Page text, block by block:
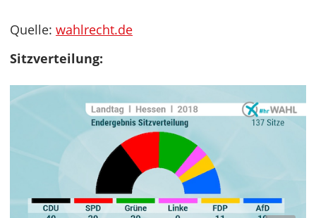
Quelle: wahlrecht.de
Sitzverteilung: